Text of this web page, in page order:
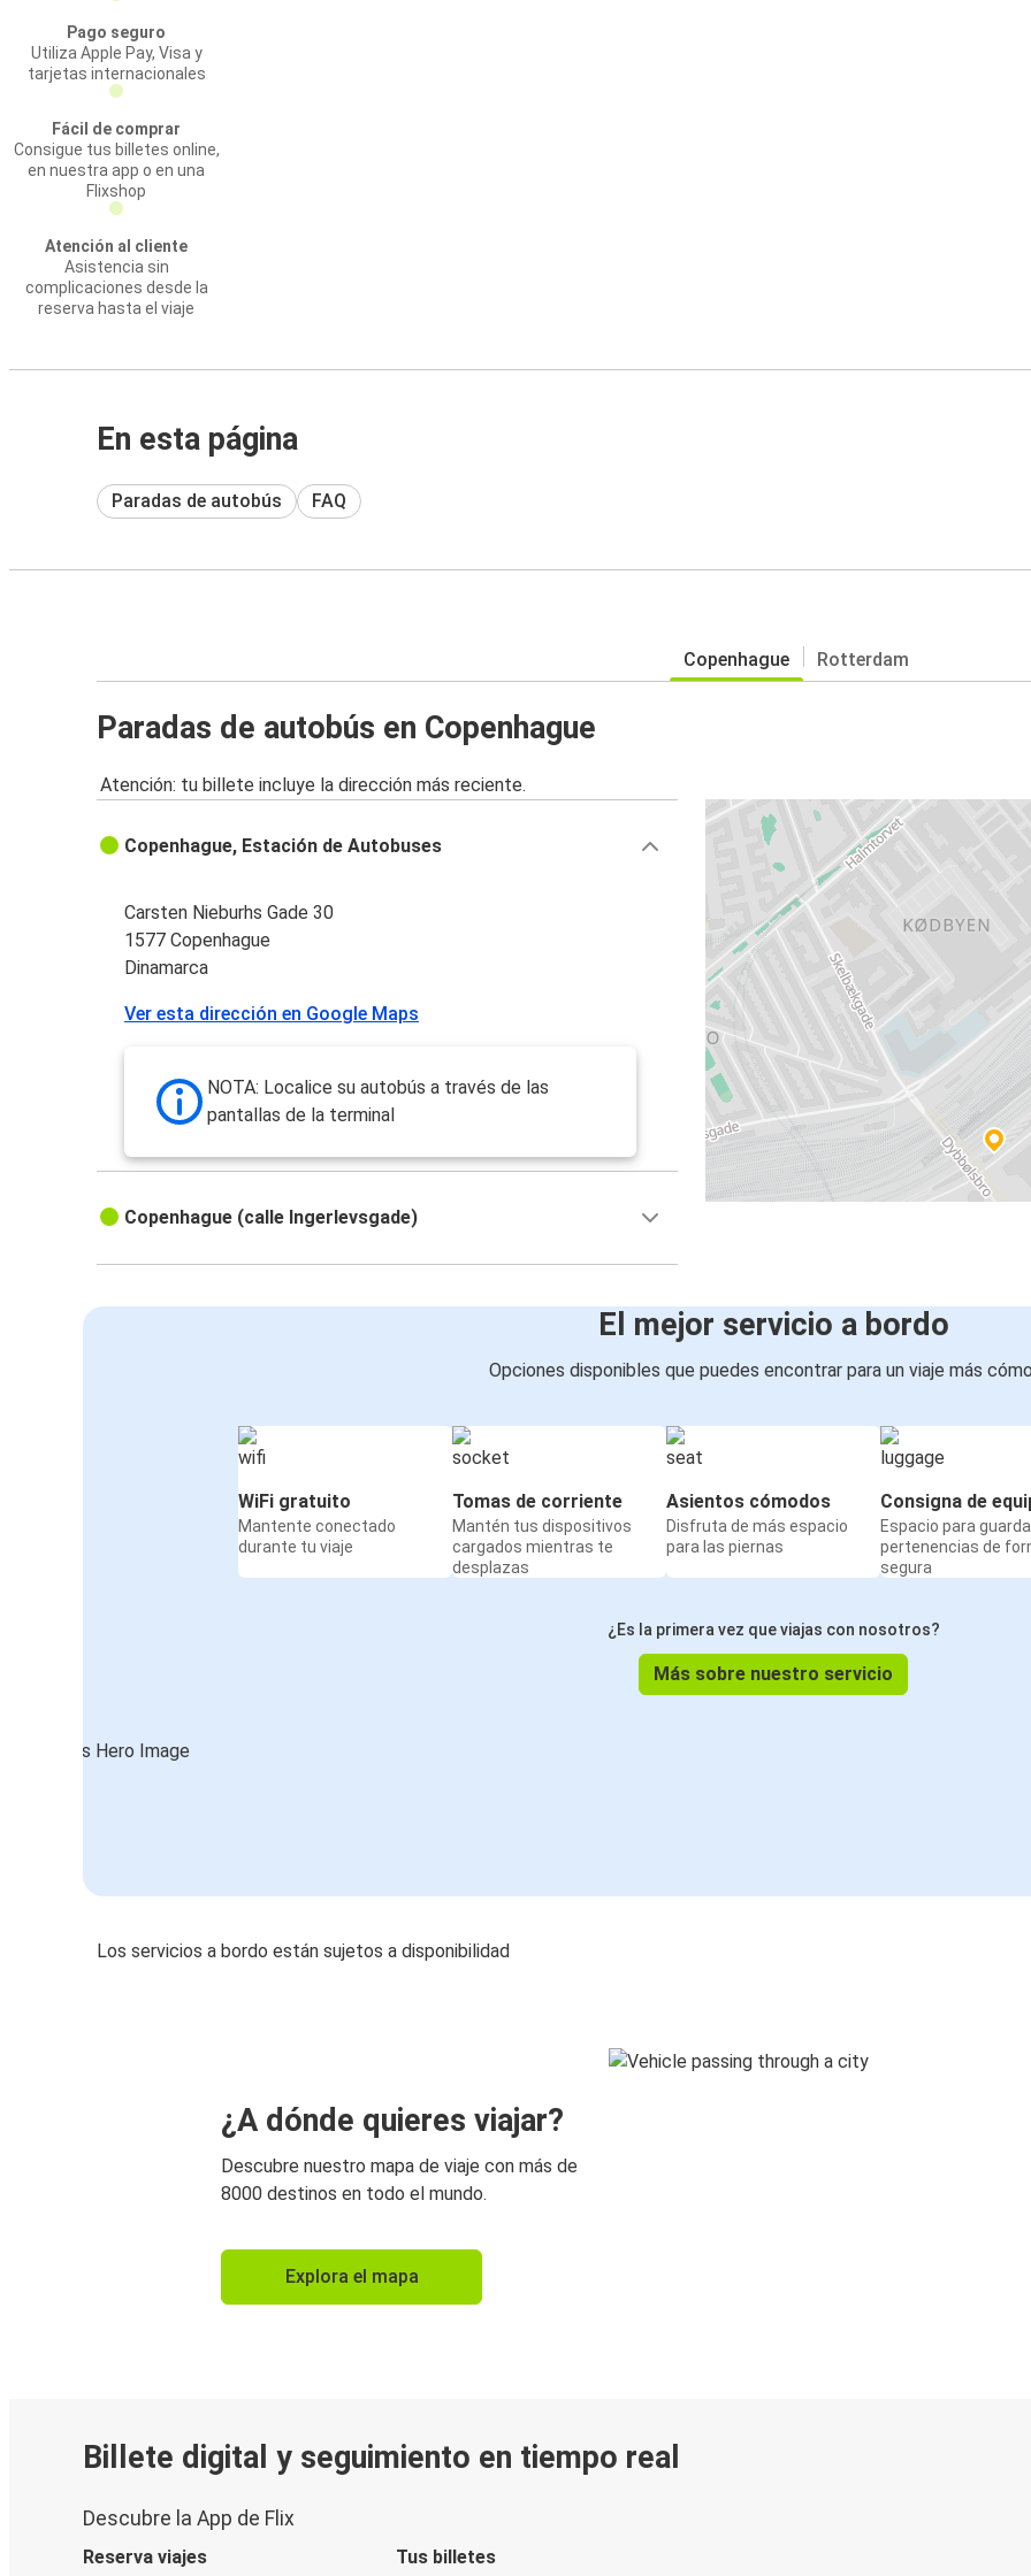
Pago seguro
Utiliza Apple Pay, Visa y
tarjetas internacionales
Fácil de comprar
Consigue tus billetes online,
en nuestra app o en una
Flixshop
Atención al cliente
Asistencia sin
complicaciones desde la
reserva hasta el viaje
En esta página
Paradas de autobús FAQ
Copenhague Rotterdam
Paradas de autobús en Copenhague
Atención: tu billete incluye la dirección más reciente.
Copenhague, Estación de Autobuses
Carsten Nieburhs Gade 30
1577 Copenhague
Dinamarca
Ver esta dirección en Google Maps
NOTA: Localice su autobús a través de las
pantallas de la terminal
Copenhague (calle Ingerlevsgade)
El mejor servicio a bordo
Opciones disponibles que puedes encontrar para un viaje más
WiFi gratuito
Mantente conectado
durante tu viaje
Tomas de corriente
Mantén tus dispositivos
cargados mientras te
desplazas
Asientos cómodos
Disfruta de más espacio
para las piernas
Consigna de
Espacio para
pertenencias de
segura
¿Es la primera vez que viajas con nosotros?
Más sobre nuestro servicio
Los servicios a bordo están sujetos a disponibilidad
¿A dónde quieres viajar?
Descubre nuestro mapa de viaje con más de
8000 destinos en todo el mundo.
Explora el mapa
Billete digital y seguimiento en tiempo real
Descubre la App de Flix
Reserva viajes Tus billetes